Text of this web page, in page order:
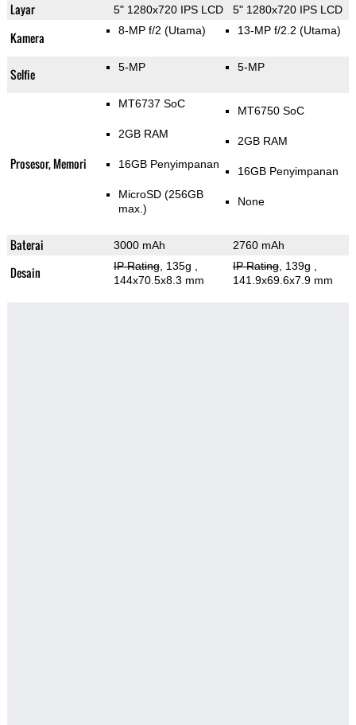
Layar 5" 1280x720 IPS LCD 5" 1280x720 IPS LCD
Kamera 8-MP f/2 (Utama) 13-MP f/2.2 (Utama)
Selfie 5-MP 5-MP
Prosesor, Memori
MT6737 SoC
2GB RAM
16GB Penyimpanan
MicroSD (256GB
max.)
MT6750 SoC
2GB RAM
16GB Penyimpanan
None
Baterai 3000 mAh 2760 mAh
Desain IP Rating, 135g
144x70.5x8.3 mm
IP Rating, 139g
141.9x69.6x7.9 mm